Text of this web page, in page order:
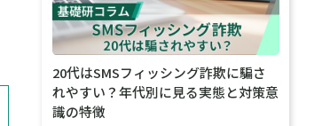
20代はSMSフィッシング詐欺に騙さ
れやすい？年代別に見る実態と対策意
識の特徴